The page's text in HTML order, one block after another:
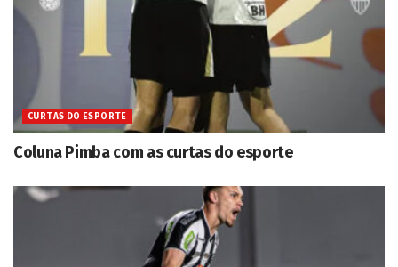
CURTAS DO ESPORTE
Coluna Pimba com as curtas do esporte